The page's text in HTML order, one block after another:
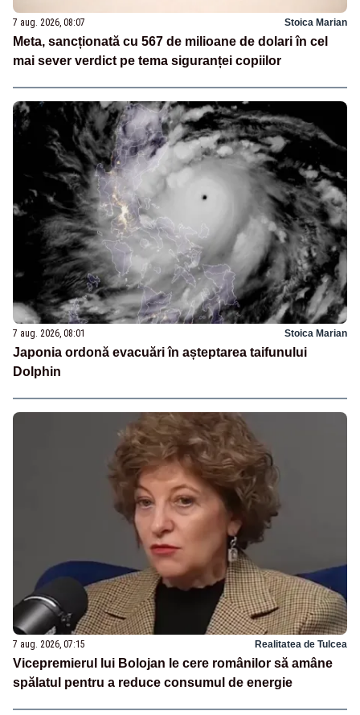
7 aug. 2026, 08:07 Stoica Marian
Meta, sancționată cu 567 de milioane de dolari în cel
mai sever verdict pe tema siguranței copiilor
7 aug. 2026, 08:01 Stoica Marian
Japonia ordonă evacuări în așteptarea taifunului
Dolphin
7 aug. 2026, 07:15 Realitatea de Tulcea
Vicepremierul lui Bolojan le cere românilor să amâne
spălatul pentru a reduce consumul de energie